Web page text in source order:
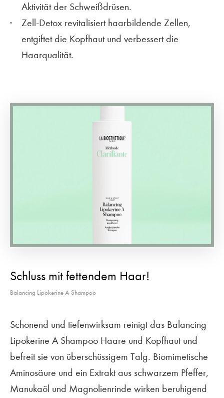
Aktivität der Schweißdrüsen.
Zell-Detox revitalisiert haarbildende Zellen,
entgiftet die Kopfhaut und verbessert die
Haarqualität.
Schluss mit fettendem Haar!
Balancing Lipokerine A Shampoo
Schonend und tiefenwirksam reinigt das Balancing
Lipokerine A Shampoo Haare und Kopfhaut und
befreit sie von überschüssigem Talg. Biomimetische
Aminosäure und ein Extrakt aus schwarzem Pfeffer,
Manukaöl und Magnolienrinde wirken beruhigend